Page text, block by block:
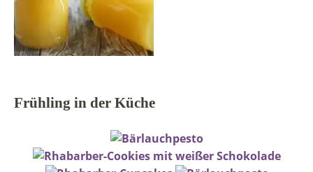
Frühling in der Küche